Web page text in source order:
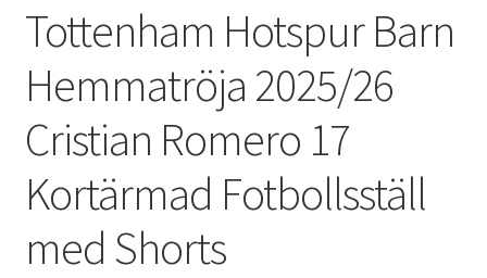
Tottenham Hotspur Barn
Hemmatröja 2025/26
Cristian Romero 17
Kortärmad Fotbollsställ
med Shorts